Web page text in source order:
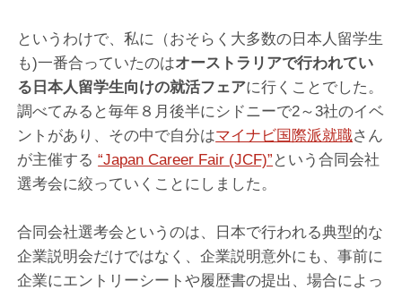
というわけで、私に（おそらく大多数の日本人留学生
も)一番合っていたのはオーストラリアで行われてい
る日本人留学生向けの就活フェアに行くことでした。
調べてみると毎年８月後半にシドニーで2～3社のイベ
ントがあり、その中で自分はマイナビ国際派就職さん
が主催する“Japan Career Fair (JCF)” という合同会社
選考会に絞っていくことにしました。
合同会社選考会というのは、日本で行われる典型的な
企業説明会だけではなく、企業説明意外にも、事前に
企業にエントリーシートや履歴書の提出、場合によっ